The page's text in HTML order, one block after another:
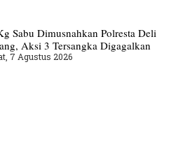
Sabu Dimusnahkan Polresta Deli
Aksi 3 Tersangka Digagalkan
7 Agustus 2026